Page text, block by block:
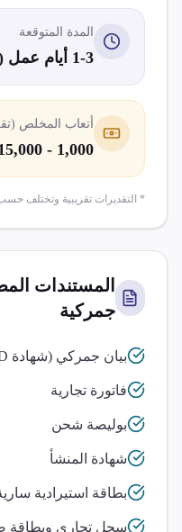
المدة المتوقعة
1-3 أيام عمل (الاستشارة)
أتعاب المخلص
1,000 - 15,000 جنيه
* التقديرات تقريبية وتختلف
المستندات
جمركية
بيان جمركي (شهادة SAD)
فاتورة تجارية
بوليصة شحن
شهادة المنشأ
بطاقة استيرادية
سجل تجاري وبطاقة